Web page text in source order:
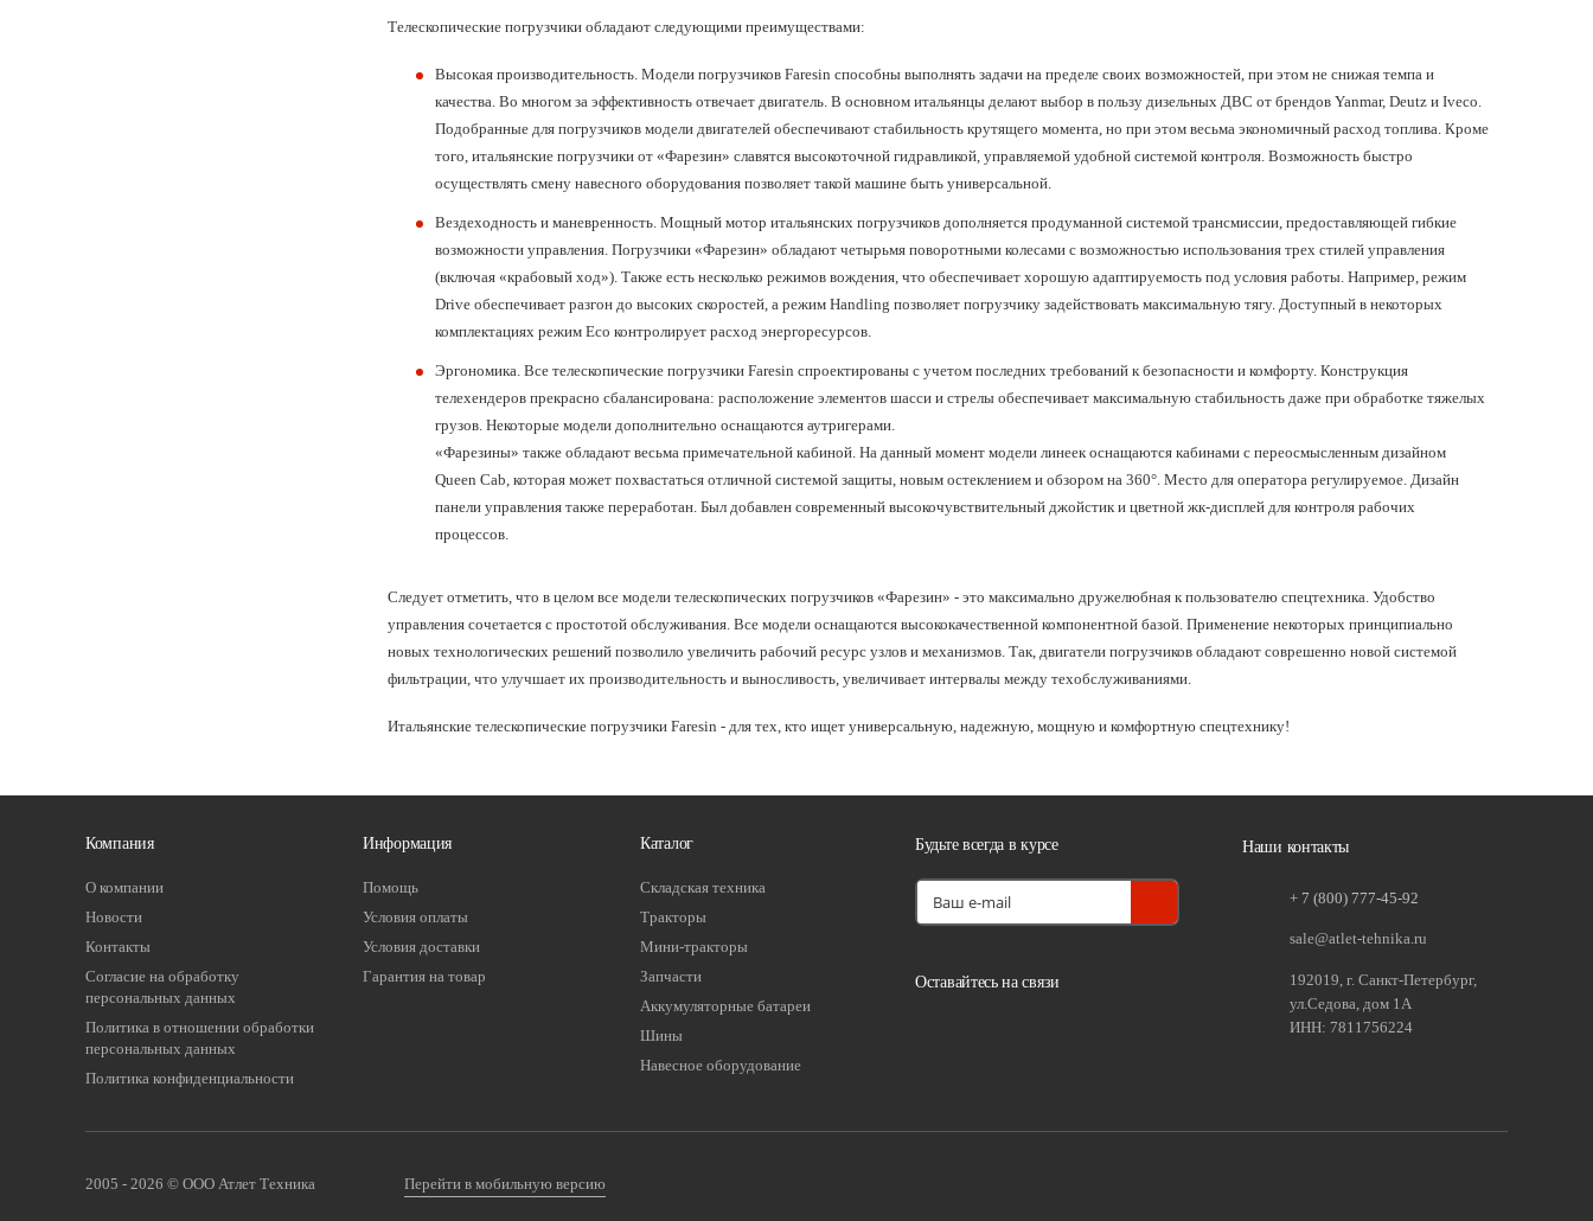
Телескопические погрузчики обладают следующими преимуществами:
Высокая производительность. Модели погрузчиков Faresin способны выполнять задачи на пределе своих возможностей, при этом не снижая темпа и
качества. Во многом за эффективность отвечает двигатель. В основном итальянцы делают выбор в пользу дизельных ДВС от брендов Yanmar, Deutz и Iveco.
Подобранные для погрузчиков модели двигателей обеспечивают стабильность крутящего момента, но при этом весьма экономичный расход топлива. Кроме
того, итальянские погрузчики от «Фарезин» славятся высокоточной гидравликой, управляемой удобной системой контроля. Возможность быстро
осуществлять смену навесного оборудования позволяет такой машине быть универсальной.
Вездеходность и маневренность. Мощный мотор итальянских погрузчиков дополняется продуманной системой трансмиссии, предоставляющей гибкие
возможности управления. Погрузчики «Фарезин» обладают четырьмя поворотными колесами с возможностью использования трех стилей управления
(включая «крабовый ход»). Также есть несколько режимов вождения, что обеспечивает хорошую адаптируемость под условия работы. Например, режим
Drive обеспечивает разгон до высоких скоростей, а режим Handling позволяет погрузчику задействовать максимальную тягу. Доступный в некоторых
комплектациях режим Eco контролирует расход энергоресурсов.
Эргономика. Все телескопические погрузчики Faresin спроектированы с учетом последних требований к безопасности и комфорту. Конструкция
телехендеров прекрасно сбалансирована: расположение элементов шасси и стрелы обеспечивает максимальную стабильность даже при обработке тяжелых
грузов. Некоторые модели дополнительно оснащаются аутригерами.
«Фарезины» также обладают весьма примечательной кабиной. На данный момент модели линеек оснащаются кабинами с переосмысленным дизайном
Queen Cab, которая может похвастаться отличной системой защиты, новым остеклением и обзором на 360°. Место для оператора регулируемое. Дизайн
панели управления также переработан. Был добавлен современный высокочувствительный джойстик и цветной жк-дисплей для контроля рабочих
процессов.
Следует отметить, что в целом все модели телескопических погрузчиков «Фарезин» - это максимально дружелюбная к пользователю спецтехника. Удобство
управления сочетается с простотой обслуживания. Все модели оснащаются высококачественной компонентной базой. Применение некоторых принципиально
новых технологических решений позволило увеличить рабочий ресурс узлов и механизмов. Так, двигатели погрузчиков обладают соврешенно новой системой
фильтрации, что улучшает их производительность и выносливость, увеличивает интервалы между техобслуживаниями.
Итальянские телескопические погрузчики Faresin - для тех, кто ищет универсальную, надежную, мощную и комфортную спецтехнику!
Компания
О компании
Новости
Контакты
Согласие на обработку
персональных данных
Политика в отношении обработки
персональных данных
Политика конфиденциальности
Информация
Помощь
Условия оплаты
Условия доставки
Гарантия на товар
Каталог
Складская техника
Тракторы
Мини-тракторы
Запчасти
Аккумуляторные батареи
Шины
Навесное оборудование
Будьте всегда в курсе
Оставайтесь на связи
Наши контакты
+ 7 (800) 777-45-92
sale@atlet-tehnika.ru
192019, г. Санкт-Петербург,
ул.Седова, дом 1А
ИНН: 7811756224
2005 - 2026 © ООО Атлет Техника Перейти в мобильную версию